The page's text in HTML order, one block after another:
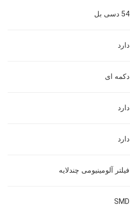
54 دسی بل
دارد
دکمه ای
دارد
دارد
فیلتر آلومینیومی چندلایه
SMD